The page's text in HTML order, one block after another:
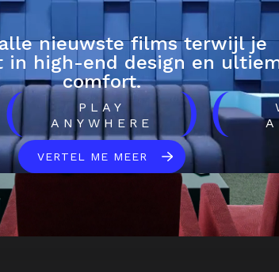
nieuwste films terwijl je
in high-end design en
comfort.
(
PLAY
ANYWHERE
)(
VERTEL ME MEER